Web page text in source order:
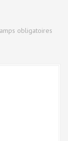
obligatoires